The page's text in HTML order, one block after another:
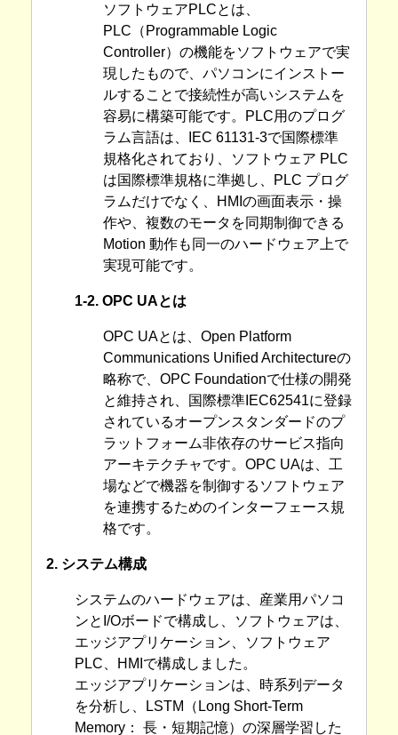
ソフトウェアPLCとは、
PLC（Programmable Logic
Controller）の機能をソフトウェアで実
現したもので、パソコンにインストー
ルすることで接続性が高いシステムを
容易に構築可能です。PLC用のプログ
ラム言語は、IEC 61131-3で国際標準
規格化されており、ソフトウェア PLC
は国際標準規格に準拠し、PLC プログ
ラムだけでなく、HMIの画面表示・操
作や、複数のモータを同期制御できる
Motion 動作も同一のハードウェア上で
実現可能です。
1-2. OPC UAとは
OPC UAとは、Open Platform
Communications Unified Architectureの
略称で、OPC Foundationで仕様の開発
と維持され、国際標準IEC62541に登録
されているオープンスタンダードのプ
ラットフォーム非依存のサービス指向
アーキテクチャです。OPC UAは、工
場などで機器を制御するソフトウェア
を連携するためのインターフェース規
格です。
2. システム構成
システムのハードウェアは、産業用パソコ
ンとI/Oボードで構成し、ソフトウェアは、
エッジアプリケーション、ソフトウェア
PLC、HMIで構成しました。
エッジアプリケーションは、時系列データ
を分析し、LSTM（Long Short-Term
Memory： 長・短期記憶）の深層学習した